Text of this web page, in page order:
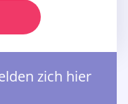
zich hier